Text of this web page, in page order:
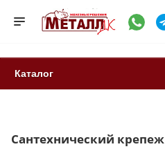
Каталог
Сантехнический крепеж